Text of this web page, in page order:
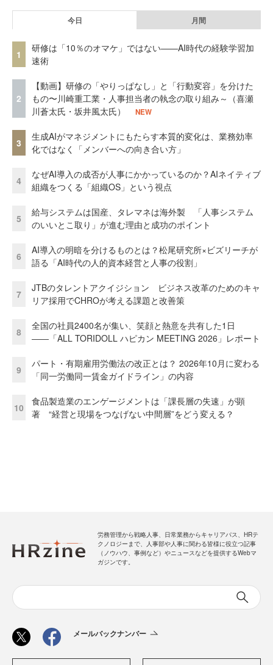
今日 月間
1
研修は「10％のオマケ」ではない——AI時代の経験学習加
速術
2
【動画】研修の「やりっぱなし」と「行動変容」を分けた
もの〜川崎重工業・人事担当者の執念の取り組み～（喜瀬
川蒼太氏・坂井風太氏）
NEW
3
生成AIがマネジメントにもたらす本質的変化は、業務効率
化ではなく「メンバーへの向き合い方」
4
なぜAI導入の成否が人事にかかっているのか？AIネイティブ
組織をつくる「組織OS」という視点
5
給与システムは国産、タレマネは海外製 「人事システム
のいいとこ取り」が進む理由と成功のポイント
6
AI導入の明暗を分けるものとは？松尾研究所×ビズリーチが
語る「AI時代の人的資本経営と人事の役割」
7
JTBのタレントアクイジション ビジネス改革のためのキャ
リア採用でCHROが考える課題と改善策
8
全国の社員2400名が集い、笑顔と熱意を共有した1日
――「ALL TORIDOLL ハピカン MEETING 2026」レポート
9
パート・有期雇用労働法の改正とは？ 2026年10月に変わる
「同一労働同一賃金ガイドライン」の内容
10
食品製造業のエンゲージメントは「課長層の失速」が顕
著 “経営と現場をつなげない中間層”をどう変える？
労務管理から戦略人事、日常業務からキャリアパス、HRテ
クノロジーまで、人事部や人事に関わる皆様に役立つ記事
（ノウハウ、事例など）やニュースなどを提供するWebマ
ガジンです。
メールバックナンバー